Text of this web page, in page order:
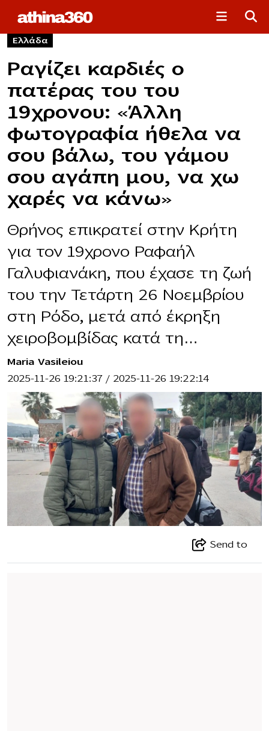
Ελλάδα
Ραγίζει καρδιές ο
πατέρας του του
19χρονου: «Άλλη
φωτογραφία ήθελα να
σου βάλω, του γάμου
σου αγάπη μου, να χω
χαρές να κάνω»
Θρήνος επικρατεί στην Κρήτη
για τον 19χρονο Ραφαήλ
Γαλυφιανάκη, που έχασε τη ζωή
του την Τετάρτη 26 Νοεμβρίου
στη Ρόδο, μετά από έκρηξη
χειροβομβίδας κατά τη…
Maria Vasileiou
2025-11-26 19:21:37 / 2025-11-26 19:22:14
Send to